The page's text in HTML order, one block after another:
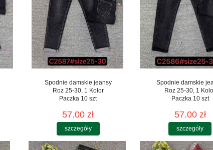
Spodnie damskie jeansy
Roz 25-30, 1 Kolor
Paczka 10 szt
57.00 zł
szczegóły
Spodnie damskie
Roz 25-30, 1
Paczka 10 szt
57.00 zł
szczegóły